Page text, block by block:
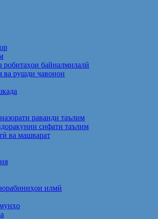
байналмилалӣ
ва рушди ҷавонон
раванди таълим
сифати таълим
ва машварат
илмӣ